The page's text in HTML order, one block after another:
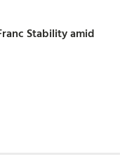
Stability amid